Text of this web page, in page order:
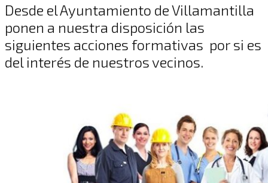
Desde el Ayuntamiento de Villamantilla
ponen a nuestra disposición las
siguientes acciones formativas por si es
del interés de nuestros vecinos.